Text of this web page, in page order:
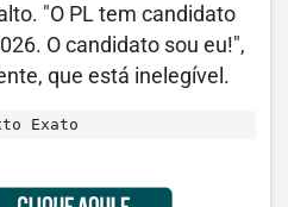
"O PL tem candidato
O candidato sou eu!",
que está inelegível.
Exato